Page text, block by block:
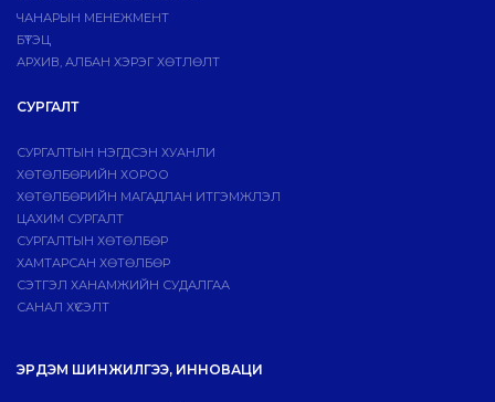
ЧАНАРЫН МЕНЕЖМЕНТ
БҮТЭЦ
АРХИВ, АЛБАН ХЭРЭГ ХӨТЛӨЛТ
СУРГАЛТ
СУРГАЛТЫН НЭГДСЭН ХУАНЛИ
ХӨТӨЛБӨРИЙН ХОРОО
ХӨТӨЛБӨРИЙН МАГАДЛАН ИТГЭМЖЛЭЛ
ЦАХИМ СУРГАЛТ
СУРГАЛТЫН ХӨТӨЛБӨР
ХАМТАРСАН ХӨТӨЛБӨР
СЭТГЭЛ ХАНАМЖИЙН СУДАЛГАА
САНАЛ ХҮСЭЛТ
ЭРДЭМ ШИНЖИЛГЭЭ, ИННОВАЦИ